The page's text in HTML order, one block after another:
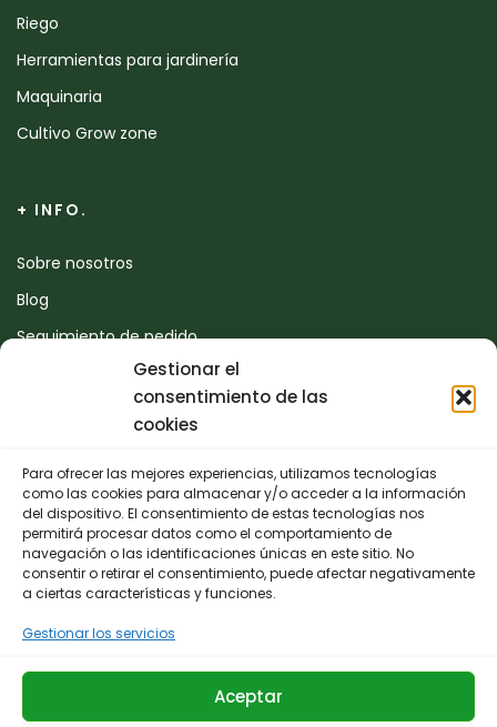
Gestionar el
consentimiento de las
cookies
Para ofrecer las mejores experiencias, utilizamos tecnologías
como las cookies para almacenar y/o acceder a la información
del dispositivo. El consentimiento de estas tecnologías nos
permitirá procesar datos como el comportamiento de
navegación o las identificaciones únicas en este sitio. No
consentir o retirar el consentimiento, puede afectar negativamente
a ciertas características y funciones.
Gestionar los servicios
Aceptar
Riego
Herramientas para jardinería
Maquinaria
Cultivo Grow zone
+ INFO.
Sobre nosotros
Blog
Seguimiento de pedido
CONTACTO
942 25 50 54
Polígono de Trascueto, parcela 4, 39600 Revilla de
Camargo, Cantabria
info@fernando-santamaria.com